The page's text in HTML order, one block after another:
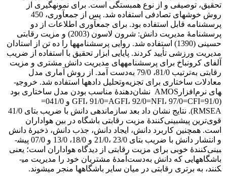
تحقیق، توصیفی و از نوع همبستگی است. برای نمونه­گیری از
روش خوشه­ای تصادفی استفاده شد. پس از جمع­آوری، 450
پرسشنامه قابل استفاده بود. برای جمع­آوری اطلاعات از دو
پرسشنامۀ مدیریت دانش: شرون لاسون (2003) و مزیت رقابتی
حسینی (1390) استفاده شد. روایی پرسشنامه­ها را ده تن از استادان
مدیریت ورزشی تأیید کردند. پایایی ابزار تحقیق با استفاده از ضریب
آلفای کرونباخ برای پرسشنامه­های مدیریت دانش مشتری و مزیت
رقابتی به‌ترتیب 81/0، 79/0 به‌دست آمد. از روش آماری مدل
معادلات ساختاری برای تجزیه‌وتحلیل داده­ها استفاده شد. خروجی­
های نرم‌افزارAMOS نشان‌دهندۀ مناسب بودن مدل ساختاری بود
(91/0=GFI، 91/0=AGFI، 92/0=NFI، 97/0=CFI و 041/0=
RMSEA). نتایج نشان داد بعد سازماندهی دانش با ضریب بتای 41/0
قوی‌ترین پیش­بینی‌کنندۀ مزیت رقابتی باشگاه در بین هواداران
است. همچنین کاربرد دانش، ایجاد دانش، جذب دانش، ذخیرۀ دانش
و انتشار دانش با ضریب بتای 23/0 ،21/0 و 18/0، 13/0 و 07/0 پیش­
بینی‌کنندۀ خوبی برای مزیت رقابتی از دیدگاه هواداران است؛ یعنی
باشگاه­هایی که دانش به‌دست‌آمدۀ مشتریان خود را مدیریت می­
کنند، به برتری رقابتی در میان سایر باشگاه­ها منجر می­شوند.